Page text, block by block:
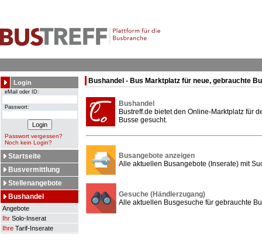
Login
eMail oder ID:
Passwort:
Passwort vergessen?
Noch kein Login?
Startseite
Busvermittlung
Stellenangebote
Bushandel
Angebote
Ihr Solo-Inserat
Ihre Tarif-Inserate
Bushandel - Bus Marktplatz für neue, gebrauchte
Bushandel
Bustreff.de bietet den Online-Marktplatz für
Busse gesucht.
Busangebote anzeigen
Alle aktuellen Busangebote (Inserate) mit
Gesuche (Händlerzugang)
Alle aktuellen Busgesuche für gebrauchte